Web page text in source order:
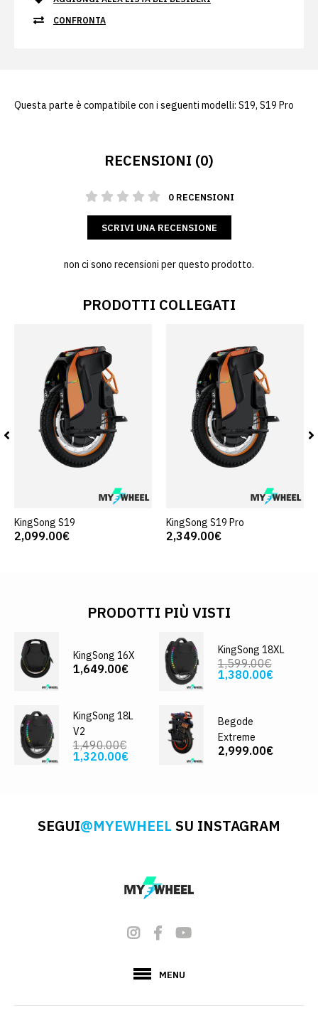
CONFRONTA
Questa parte è compatibile con i seguenti modelli: S19, S19 Pro
RECENSIONI (0)
0 RECENSIONI
SCRIVI UNA RECENSIONE
non ci sono recensioni per questo prodotto.
PRODOTTI COLLEGATI
KingSong S19
2,099.00€
KingSong S19 Pro
2,349.00€
PRODOTTI PIÙ VISTI
KingSong 16X
1,649.00€
KingSong 18XL
1,599.00€
1,380.00€
KingSong 18L
V2
1,490.00€
1,320.00€
Begode
Extreme
2,999.00€
SEGUI@MYEWHEEL SU INSTAGRAM
MENU